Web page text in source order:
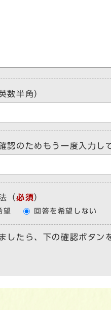
数半角）
認のためもう一度入力し
（必須）
望 回答を希望しない
したら、下の確認ボタン